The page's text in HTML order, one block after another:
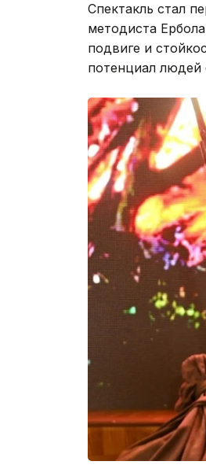
Спектакль стал
методиста
подвиге и
потенциал людей